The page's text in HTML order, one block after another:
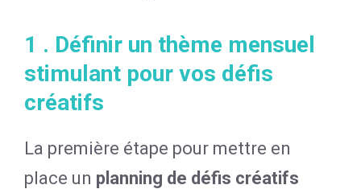
1 . Définir un thème mensuel
stimulant pour vos défis
créatifs
La première étape pour mettre en
place un planning de défis créatifs